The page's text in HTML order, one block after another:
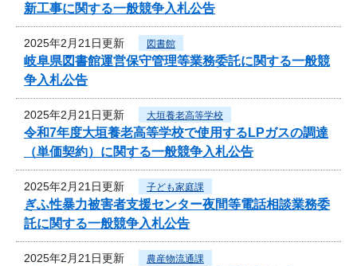
新工事に関する一般競争入札公告
2025年2月21日更新 図書館
岐阜県図書館運営保守管理等業務委託に関する一般競
争入札公告
2025年2月21日更新 大垣養老高等学校
令和7年度大垣養老高等学校で使用するLPガスの調達
（単価契約）に関する一般競争入札公告
2025年2月21日更新 子ども家庭課
ぎふ性暴力被害者支援センター夜間等電話相談業務委
託に関する一般競争入札公告
2025年2月21日更新 農産物流通課